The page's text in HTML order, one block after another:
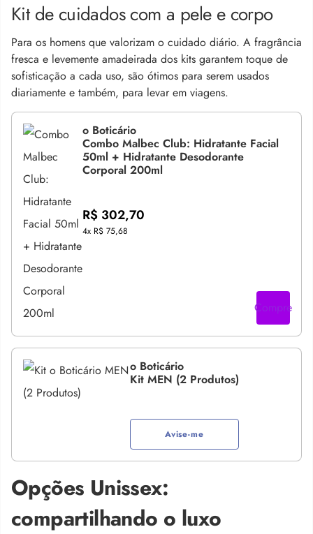
Kit de cuidados com a pele e corpo
Para os homens que valorizam o cuidado diário. A fragrância
fresca e levemente amadeirada dos kits garantem toque de
sofisticação a cada uso, são ótimos para serem usados
diariamente e também, para levar em viagens.
o Boticário
Combo Malbec Club: Hidratante Facial
50ml + Hidratante Desodorante
Corporal 200ml
R$ 302,70
4x R$ 75,68
Compre
o Boticário
Kit MEN (2 Produtos)
Avise-me
Opções Unissex:
compartilhando o luxo